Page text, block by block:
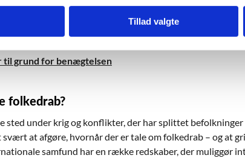
Tillad valgte
dækker over
til grund for benægtelsen
folkedrab?
sted under krig og konflikter, der har splittet
at afgøre, hvornår der er tale om folkedrab – og at
samfund har en række redskaber, der muliggør